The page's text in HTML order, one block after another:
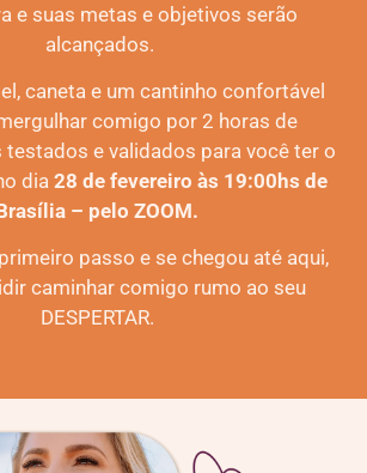
e suas metas e objetivos serão
alcançados.
caneta e um cantinho confortável
comigo por 2 horas de
e validados para você ter o
dia 28 de fevereiro às 19:00hs de
– pelo ZOOM.
passo e se chegou até aqui,
caminhar comigo rumo ao seu
DESPERTAR.